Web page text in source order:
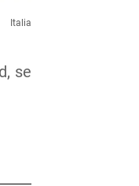
se
Italia